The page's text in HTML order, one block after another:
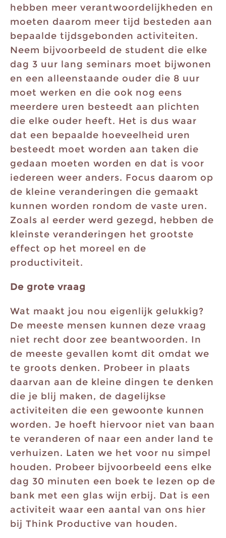
hebben meer verantwoordelijkheden en
moeten daarom meer tijd besteden aan
bepaalde tijdsgebonden activiteiten.
Neem bijvoorbeeld de student die elke
dag 3 uur lang seminars moet bijwonen
en een alleenstaande ouder die 8 uur
moet werken en die ook nog eens
meerdere uren besteedt aan plichten
die elke ouder heeft. Het is dus waar
dat een bepaalde hoeveelheid uren
besteedt moet worden aan taken die
gedaan moeten worden en dat is voor
iedereen weer anders. Focus daarom op
de kleine veranderingen die gemaakt
kunnen worden rondom de vaste uren.
Zoals al eerder werd gezegd, hebben de
kleinste veranderingen het grootste
effect op het moreel en de
productiviteit.
De grote vraag
Wat maakt jou nou eigenlijk gelukkig?
De meeste mensen kunnen deze vraag
niet recht door zee beantwoorden. In
de meeste gevallen komt dit omdat we
te groots denken. Probeer in plaats
daarvan aan de kleine dingen te denken
die je blij maken, de dagelijkse
activiteiten die een gewoonte kunnen
worden. Je hoeft hiervoor niet van baan
te veranderen of naar een ander land te
verhuizen. Laten we het voor nu simpel
houden. Probeer bijvoorbeeld eens elke
dag 30 minuten een boek te lezen op de
bank met een glas wijn erbij. Dat is een
activiteit waar een aantal van ons hier
bij Think Productive van houden.